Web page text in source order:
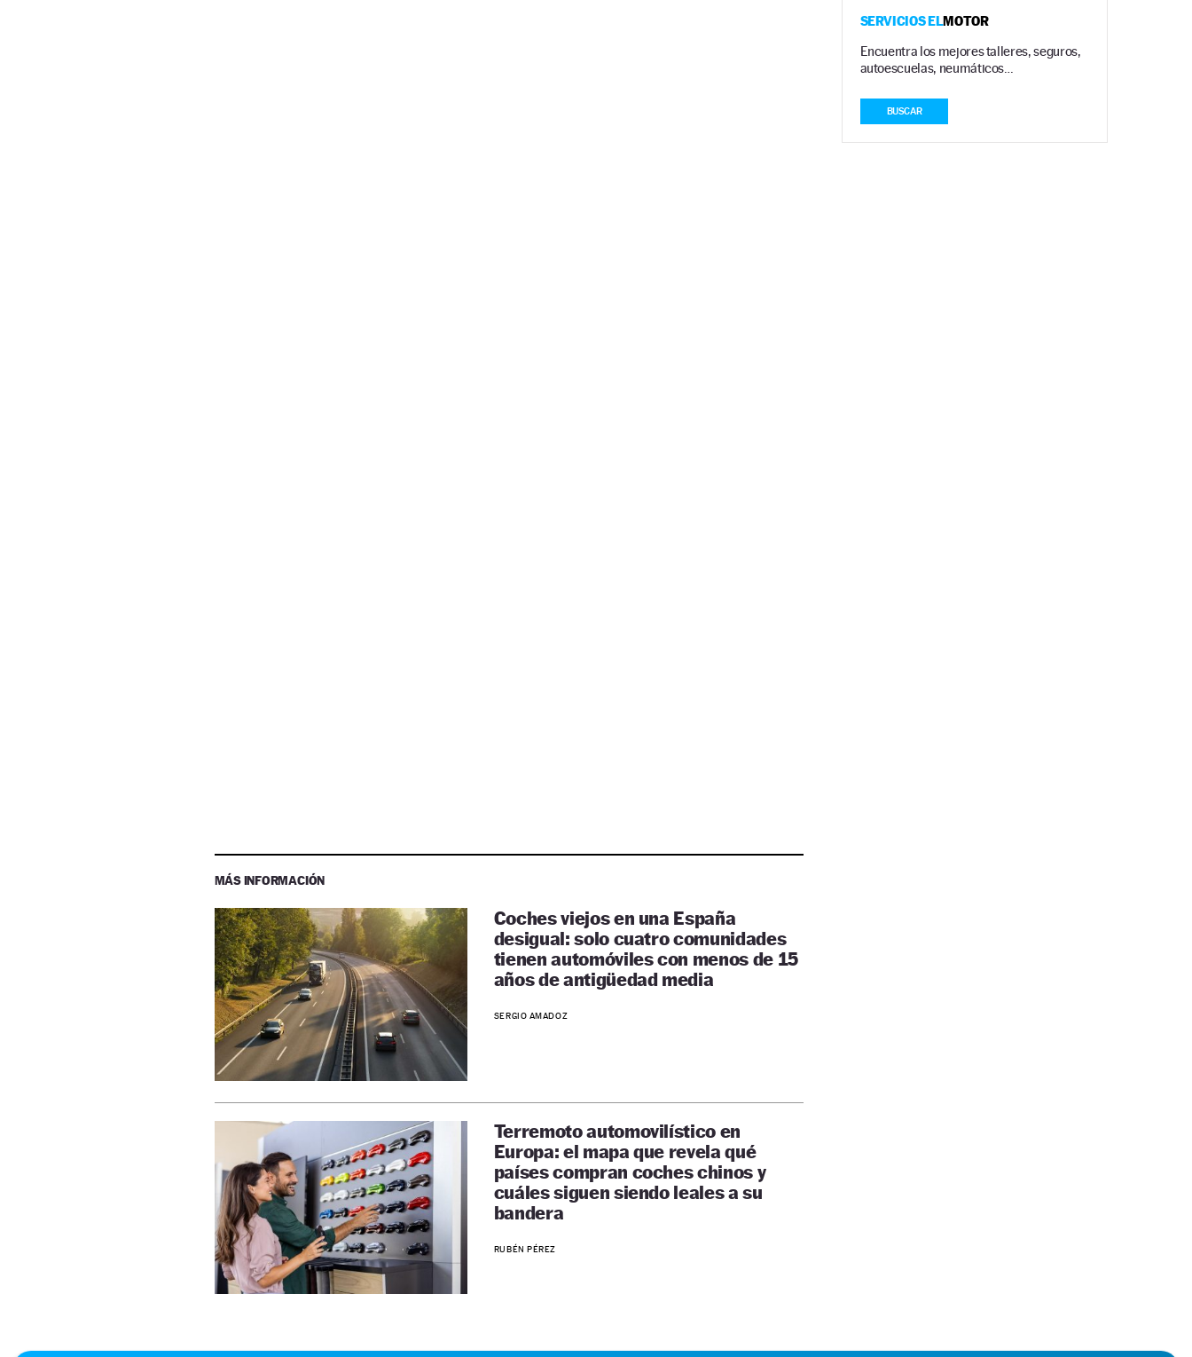
MÁS INFORMACIÓN
Coches viejos en una España
desigual: solo cuatro comunidades
tienen automóviles con menos de 15
años de antigüedad media
SERGIO AMADOZ
Terremoto automovilístico en
Europa: el mapa que revela qué
países compran coches chinos y
cuáles siguen siendo leales a su
bandera
RUBÉN PÉREZ
SERVICIOS ELMOTOR
Encuentra los mejores talleres, seguros,
autoescuelas, neumáticos…
BUSCAR